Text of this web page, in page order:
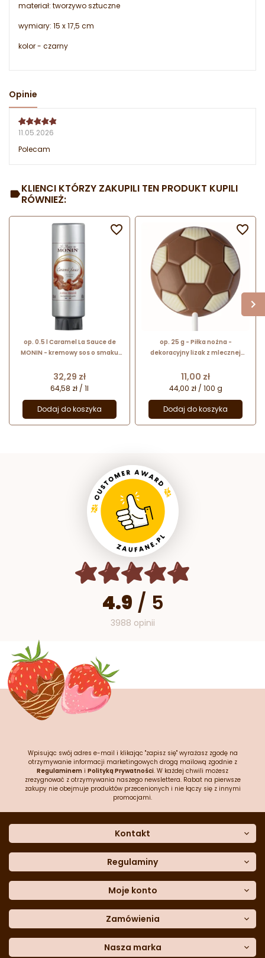
materiał: tworzywo sztuczne
wymiary: 15 x 17,5 cm
kolor - czarny
Opinie
11.05.2026
Polecam
KLIENCI KTÓRZY ZAKUPILI TEN PRODUKT KUPILI
RÓWNIEŻ:
op. 0.5 l Caramel La Sauce de
MONIN - kremowy sos o smaku
Cena
32,29 zł
64,58 zł / 1l
Dodaj do koszyka

op. 25 g - Piłka nożna -
dekoracyjny lizak z mlecznej
Cena
11,00 zł
44,00 zł / 100 g
Dodaj do koszyka

4.9 / 5
3988 opinii
Wpisując swój adres e-mail i klikając "zapisz się" wyrażasz zgodę na
otrzymywanie informacji marketingowych drogą mailową zgodnie z
Regulaminem i Polityką Prywatności. W każdej chwili możesz
zrezygnować z otrzymywania naszego newslettera. Rabat na pierwsze
zakupy nie obejmuje produktów przecenionych i nie łączy się z innymi
promocjami.
Kontakt
Dane kontaktowe
Często zadawane pytania
Sklep stacjonarny
Formularz kontaktowy
Blog
telefon:601 767 272
Regulaminy
Polityka prywatności
Polityka cookies
Polityka reklamacji
Polityka zwrotów
Dostępność cyfrowa
Moje konto
Moje dane
Historia zamówień
Lista ulubionych
Zamówienia
Metody płatności
Nasza marka